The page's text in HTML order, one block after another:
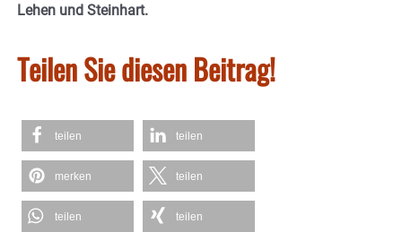
Lehen und Steinhart.
Teilen Sie diesen Beitrag!
teilen teilen
merken teilen
teilen teilen